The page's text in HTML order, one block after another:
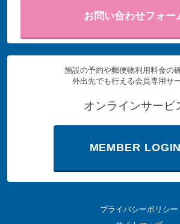
お問い合わせフォー
施設の予約や郵便物利用料金の確
外出先でも行える会員専用サ
オンラインサービ
MEMBER LOGIN
プライバシーポリシー